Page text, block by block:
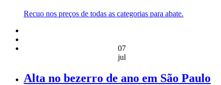
Recuo nos preços de todas as categorias para abate.
07
jul
Alta no bezerro de ano em São Paulo